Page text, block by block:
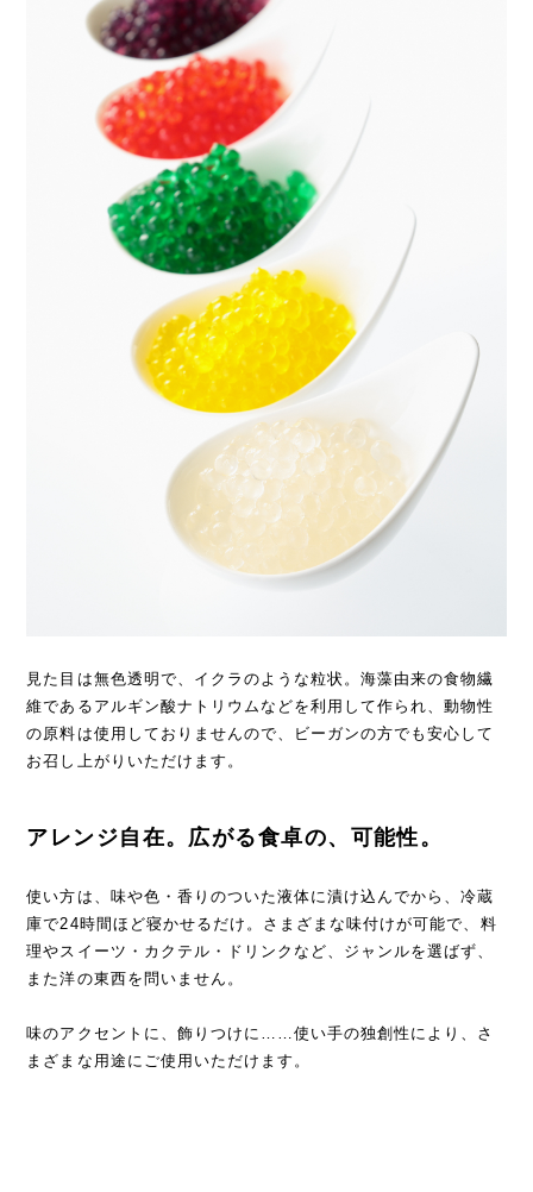
見た目は無色透明で、イクラのような粒状。海藻由来の食物繊
維であるアルギン酸ナトリウムなどを利用して作られ、動物性
の原料は使用しておりませんので、ビーガンの方でも安心して
お召し上がりいただけます。
アレンジ自在。広がる食卓の、可能性。
使い方は、味や色・香りのついた液体に漬け込んでから、冷蔵
庫で24時間ほど寝かせるだけ。さまざまな味付けが可能で、料
理やスイーツ・カクテル・ドリンクなど、ジャンルを選ばず、
また洋の東西を問いません。
味のアクセントに、飾りつけに……使い手の独創性により、さ
まざまな用途にご使用いただけます。